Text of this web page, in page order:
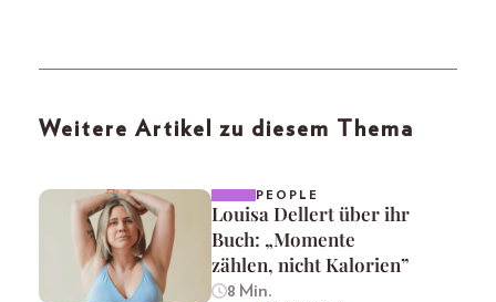
Weitere Artikel zu diesem Thema
PEOPLE
Louisa Dellert über ihr
Buch: „Momente
zählen, nicht Kalorien”
8 Min.